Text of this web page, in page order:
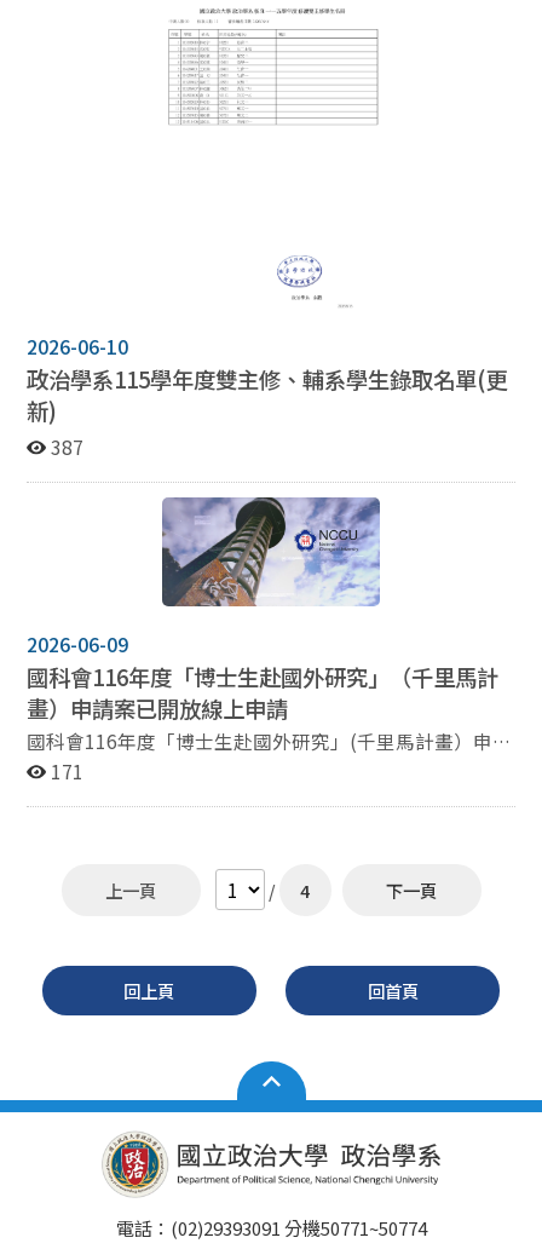
請。 2.每年獎助名額以博士論文一名、碩士論文三名為原
則,本院得視預算、參與審查論文篇數及評審結果調整增
加或不足額。 3.博士論文之獎助金額每名新臺幣十萬元,
碩士論文之獎助金額每名新臺幣五萬元(以上均含稅)。 4.
每年六月於立法院全球資訊網公告,申請時間為每年七月
2026-06-10
政治學系115學年度雙主修、輔系學生錄取名單(更
新)
387
2026-06-09
國科會116年度「博士生赴國外研究」（千里馬計
畫）申請案已開放線上申請
國科會116年度「博士生赴國外研究」(千里馬計畫）申請
案已開放線上申請 1.申請人請於申請期間（115年6月1日
作。 3.詳情請參閱附件。
171
上一頁 / 4 下一頁
回上頁 回首頁
電話：(02)29393091 分機50771~50774